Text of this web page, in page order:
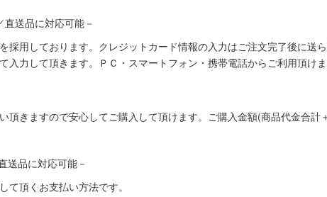
送品に対応可能－
採用しております。クレジットカード情報の入力はご注文完了後に送
入力して頂きます。ＰＣ・スマートフォン・携帯電話からご利用頂けま
頂きますので安心してご購入して頂けます。ご購入金額(商品代金合計
送品に対応可能－
て頂くお支払い方法です。